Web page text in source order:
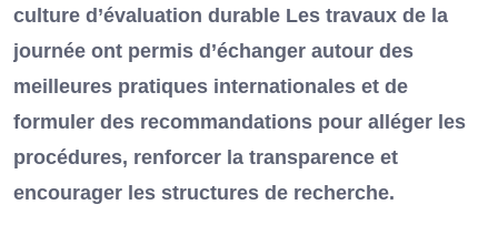
culture d’évaluation durable Les travaux de la
journée ont permis d’échanger autour des
meilleures pratiques internationales et de
formuler des recommandations pour alléger les
procédures, renforcer la transparence et
encourager les structures de recherche.